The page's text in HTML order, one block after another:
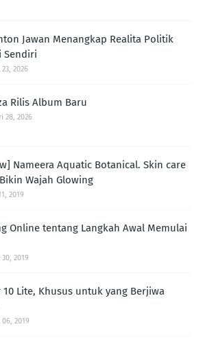
Jawan Menangkap Realita Politik
Sendiri
2026
Rilis Album Baru
28, 2026
Nameera Aquatic Botanical. Skin care
Wajah Glowing
2019
Online tentang Langkah Awal Memulai
2019
10 Lite, Khusus untuk yang Berjiwa
2019